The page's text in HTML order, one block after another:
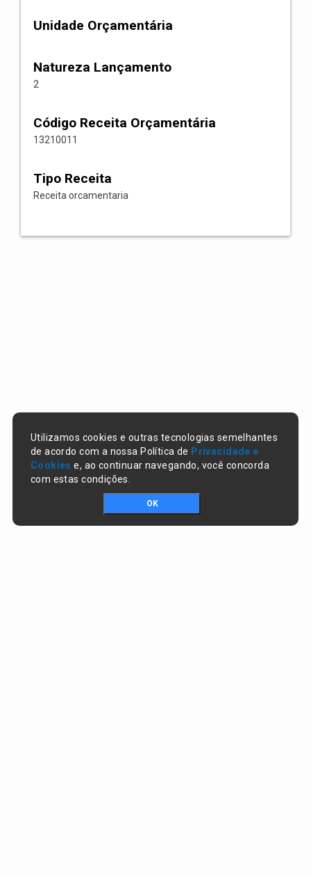
Unidade Orçamentária
Natureza Lançamento
2
Código Receita Orçamentária
13210011
Tipo Receita
Receita orcamentaria
Utilizamos cookies e outras tecnologias semelhantes
de acordo com a nossa Política de Privacidade e
Cookies e, ao continuar navegando, você concorda
com estas condições.
OK